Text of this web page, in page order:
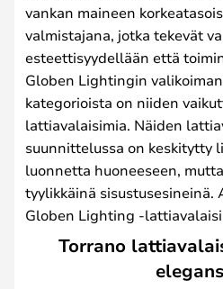
vankan maineen
valmistajana, jotka tekevät
esteettisyydellään että
Globen Lightingin
kategorioista on niiden
lattiavalaisimia. Näiden
suunnittelussa on keskitytty
luonnetta huoneeseen,
tyylikkäinä sisustusesineinä.
Globen Lighting -
Torrano